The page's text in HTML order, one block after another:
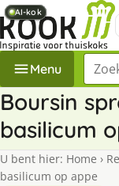
Menu Zoek
Boursin
basilicum
U bent hier: Home ›
basilicum op appe
AI-kok
AI-kok
AI-kok
AI-kok